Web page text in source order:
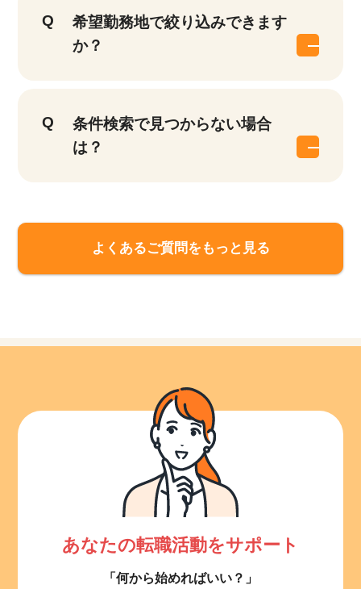
希望勤務地で絞り込みできます
か？
条件検索で見つからない場合
は？
よくあるご質問をもっと見る
あなたの転職活動をサポート
「何から始めればいい？」
17,050 他の条件を選択